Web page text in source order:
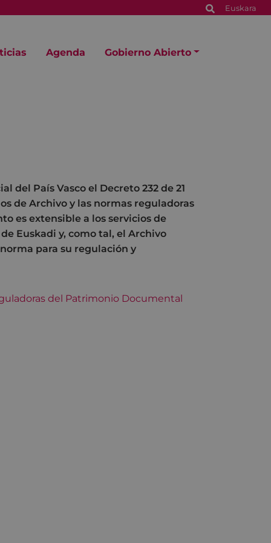
Euskara
Agenda Gobierno Abierto
del País Vasco el Decreto 232 de 21
de Archivo y las normas reguladoras
es extensible a los servicios de
Euskadi y, como tal, el Archivo
para su regulación y
del Patrimonio Documental